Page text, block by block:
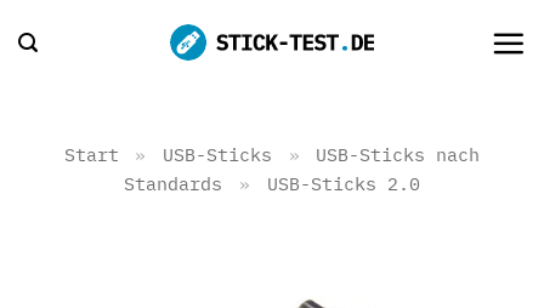
Inhalt
Start » USB-Sticks »
USB-Sticks nach
Standards
» USB-Sticks 2.0